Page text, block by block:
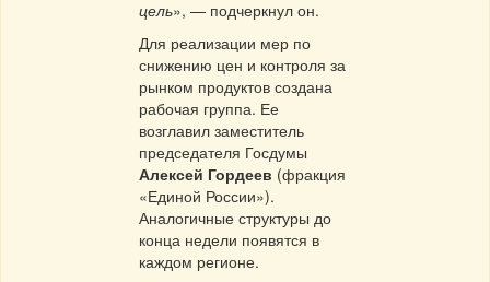
цель», — подчеркнул он.
Для реализации мер по
снижению цен и контроля за
рынком продуктов создана
рабочая группа. Ее
возглавил заместитель
председателя Госдумы
Алексей Гордеев (фракция
«Единой России»).
Аналогичные структуры до
конца недели появятся в
каждом регионе.